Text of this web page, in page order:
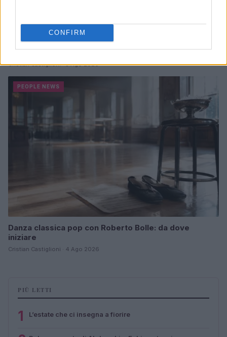
CONFIRM
Club sociali a pagamento: vantaggi e svantaggi di un
nuovo modo di socializzare
Cristian Castiglioni · 5 Ago 2026
PEOPLE NEWS
Danza classica pop con Roberto Bolle: da dove
iniziare
Cristian Castiglioni · 4 Ago 2026
PIÙ LETTI
1 L’estate che ci insegna a fiorire